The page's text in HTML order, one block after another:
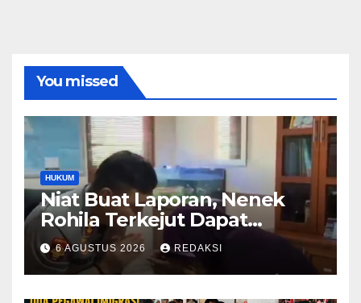
You missed
HUKUM
Niat Buat Laporan, Nenek
Rohila Terkejut Dapat
Bantuan dari Kabid Propam
Kombes Pol Eddwi
6 AGUSTUS 2026 REDAKSI